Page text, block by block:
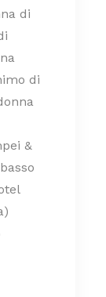
di
di
&